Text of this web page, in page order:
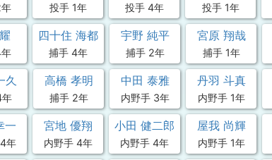
投手 1年 投手 4年 投手 1年
四十住 海都
捕手 4年
宇野 純平
捕手 2年
宮原 翔哉
捕手 1年
久 高橋 孝明
捕手 2年
中田 泰雅
内野手 3年
丹羽 斗真
内野手 1年
一
年
宮地 優翔
内野手 4年
小田 健二郎
内野手 4年
屋我 尚輝
内野手 1年